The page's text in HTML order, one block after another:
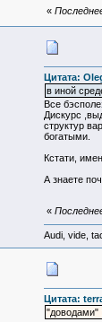
«
Цитата:
в иной
Все
Дискурс
структур
богатыми.
Кстати,
А знаете
«
Audi, vide,
Цитата:
"доводами"